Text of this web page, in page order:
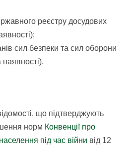
реєстру досудових
сил безпеки та сил оборони
що підтверджують
норм Конвенції про
під час війни від 12